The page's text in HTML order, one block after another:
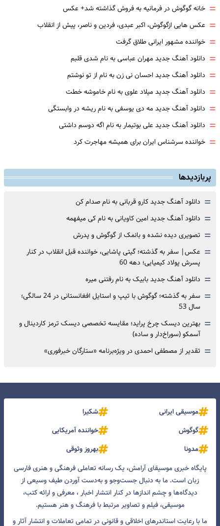
= خانه گوگوش در فرمانیه به فروش گذاشته شد+ عکس
= عکس هایی ازگوگوش، اکبر عبدی، فردین و ناصر، پیش از انقلاب
= خواننده مشهور ایرانی طلاق گرفت
= دانلود آهنگ جدید مهران عباسی به نام شدی قلبم
= دانلود آهنگ جدید احسان نی زن به نام از تو نوشتم
= دانلود آهنگ جدید میلاد علوی به نام خاموشه خطت
= دانلود آهنگ جدید مه دی یوسفی به نام ریشه در وابستگی
= دانلود آهنگ جدید علی بوتیمار به نام اگه دوسم داشتی
= خواننده سرشناس ایران برای همیشه مهاجرت کرد
پربازدیدها
= دانلود آهنگ جدید کارو قربانی به نام صدام کن
= دانلود آهنگ جدید امین کاویانی به نام کی میفهمه
= تصویری دیده نشده و بانمک از گوگوش و پدرش
= عکس| سفر به گذشته؛ گیتی پاشایی، خواننده قبل انقلاب در کنار
پسرش پولاد کیمیایی؛ دهه 60
= دانلود آهنگ جدید بابیک به نام رفتنی میره
=
سفر به گذشته؛ گوگوش با تیپ و استایل افغانستانی در 24 سالگی؛
سال 53
= بهترین دیسک چرخ پراید؛ مقایسه تخصصی دیسک ترمز کاردینال و
آسمکو (سوراخ‌دار و ساده)
= تقدیر از مصطفی احمدی در ویژه‌برنامه «ستارگان خبرفوری»
موسیقی ایرانی
شکیرا
گوگوش
خواننده آمریکایی
مدونا
بهروز وثوقی
پایگاه خبری موسیقای آرامش، یک رسانه تعاملی فرهنگی و هنری فارسی
زبان است. ما به دنبال جست‌و‌جو و به‌دست آوردن طیف وسیعی از
دیدگاه‌ها و چشم انداز‌ها در کنار انتشار اخبار ، معرفی و ارائه کتب،
موسیقی، فیلم و تصاویر مرتبط با فرهنگ و هنر هستیم.
ما با رعایت استاندرهای اخلاقی و قانونی در تمامی تعاملات و انتشار آثار و